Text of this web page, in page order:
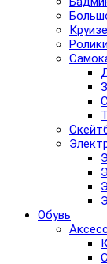
Ролики
Обувь